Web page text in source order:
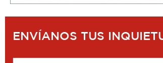
ENVÍANOS TUS